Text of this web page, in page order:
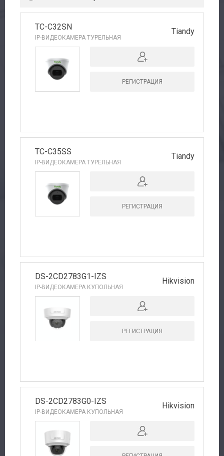
TC-C32SN
IP-ВИДЕОКАМЕРА ТУРЕЛЬНАЯ
Tiandy
РЕГИСТРАЦИЯ
TC-C35SS
IP-ВИДЕОКАМЕРА ТУРЕЛЬНАЯ
Tiandy
РЕГИСТРАЦИЯ
DS-2CD2783G1-IZS
IP-ВИДЕОКАМЕРА КУПОЛЬНАЯ
Hikvision
РЕГИСТРАЦИЯ
DS-2CD2783G0-IZS
IP-ВИДЕОКАМЕРА КУПОЛЬНАЯ
Hikvision